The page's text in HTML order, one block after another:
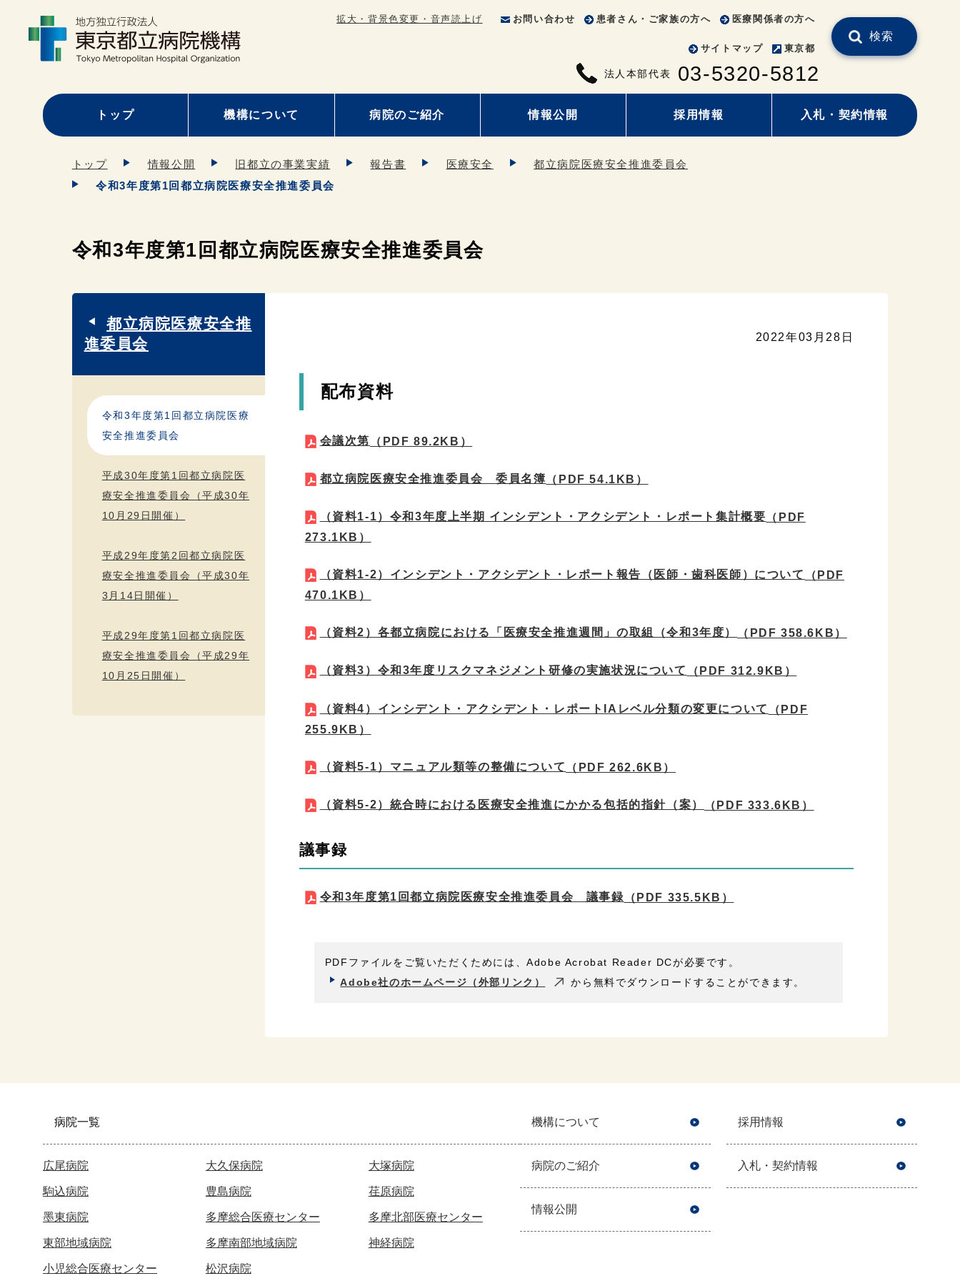
拡大・背景色変更・音声読上げ お問い合わせ 患者さん・ご家族の方へ 医療関係者の方へ
サイトマップ 東京都
法人本部代表 03-5320-5812
検索
トップ 機構について 病院のご紹介 情報公開 採用情報 入札・契約情報
トップ 情報公開 旧都立の事業実績 報告書 医療安全
都立病院医療安全推進委員会
令和3年度第1回都立病院医療安全推進委員会
令和3年度第1回都立病院医療安全推進委員会
2022年03月28日
配布資料
会議次第 （PDF 89.2KB）
都立病院医療安全推進委員会 委員名簿 （PDF 54.1KB）
（資料1-1）令和3年度上半期 インシデント・アクシデント・レポート集計概要 （PDF
273.1KB）
（資料1-2）インシデント・アクシデント・レポート報告（医師・歯科医師）について
（PDF
470.1KB）
（資料2）各都立病院における「医療安全推進週間」の取組（令和3年度） （PDF 358.6KB）
（資料3）令和3年度リスクマネジメント研修の実施状況について （PDF 312.9KB）
（資料4）インシデント・アクシデント・レポートIAレベル分類の変更について
（PDF
255.9KB）
（資料5-1）マニュアル類等の整備について （PDF 262.6KB）
（資料5-2）統合時における医療安全推進にかかる包括的指針（案） （PDF 333.6KB）
議事録
令和3年度第1回都立病院医療安全推進委員会 議事録 （PDF 335.5KB）
PDFファイルをご覧いただくためには、Adobe Acrobat Reader DCが必要です。
Adobe社のホームページ（外部リンク）
から無料でダウンロードすることができます。
都立病院医療安全推
進委員会
令和3年度第1回都立病院医療
安全推進委員会
平成30年度第1回都立病院医
療安全推進委員会（平成30年
10月29日開催）
平成29年度第2回都立病院医
療安全推進委員会（平成30年
3月14日開催）
平成29年度第1回都立病院医
療安全推進委員会（平成29年
10月25日開催）
病院一覧
広尾病院 大久保病院 大塚病院
駒込病院 豊島病院 荏原病院
墨東病院 多摩総合医療センター 多摩北部医療センター
東部地域病院 多摩南部地域病院 神経病院
小児総合医療センター 松沢病院
機構について
病院のご紹介
情報公開
採用情報
入札・契約情報